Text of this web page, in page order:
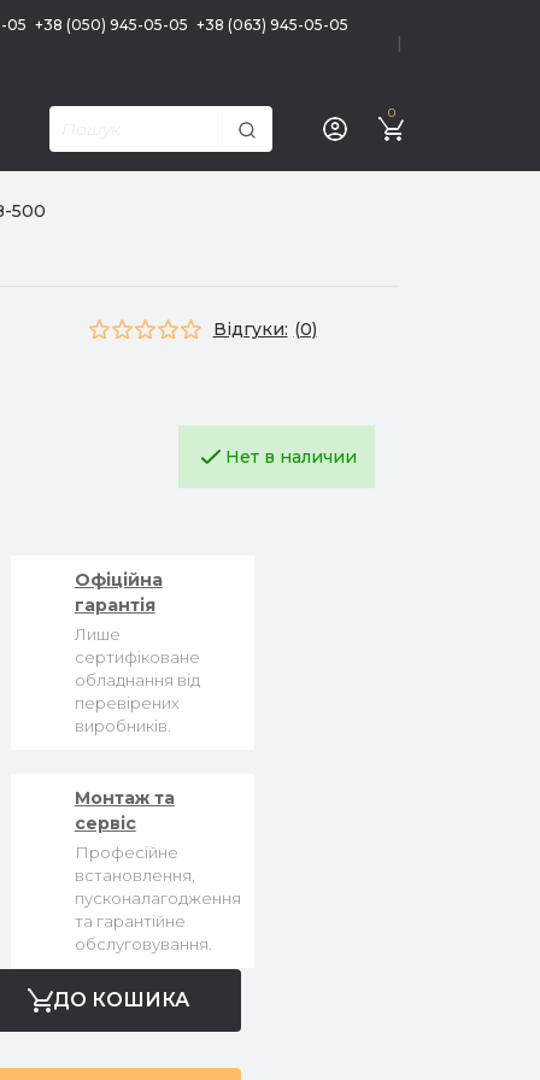
05 +38 (050) 945-05-05 +38 (063) 945-05-05
0
500
Відгуки: (0)
Нет в наличии
Офіційна
гарантія
Лише
сертифіковане
обладнання від
перевірених
виробників.
Монтаж та
сервіс
Професійне
встановлення,
пусконалагодження
та гарантійне
обслуговування.
ДО КОШИКА